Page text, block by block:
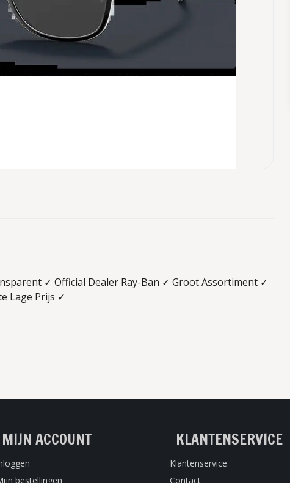
✓ Official Dealer Ray-Ban ✓ Groot Assortiment ✓
Lage Prijs ✓
MIJN ACCOUNT
bestellingen
KLANTENSERVICE
Klantenservice
Contact